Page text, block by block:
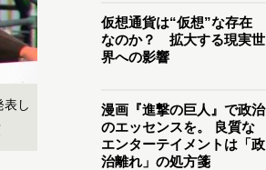
表し
仮想通貨は“仮想”な存在
なのか？ 拡大する現実世
界への影響
漫画『進撃の巨人』で政治
のエッセンスを。 良質な
エンターテイメントは「政
治離れ」の処方箋